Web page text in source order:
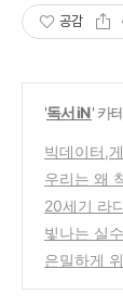
공감
'독서 iN' 카
빅데이터,
티 3.0으로
도서 서평
우리는 왜
평-선택하
20세기 라
송의 유쾌
빛나는 실
에 있다-와
은밀하게